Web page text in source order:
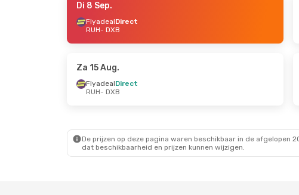
- Zo 23 Aug.
Di 8 Sep.
FlyadealDirect
RUH- DXB
Za 15 Aug.
FlyadealDirect
RUH- DXB
De prijzen op deze pagina waren beschikbaar in de
dat beschikbaarheid en prijzen kunnen wijzigen.